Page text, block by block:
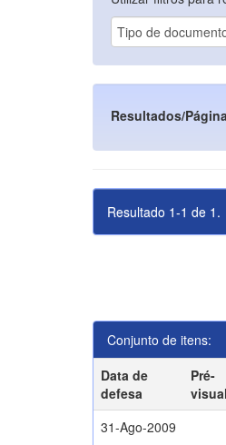
Resultados/Página
Resultado 1-1 de 1.
Conjunto de itens:
Data de
defesa
Pré-
31-Ago-2009